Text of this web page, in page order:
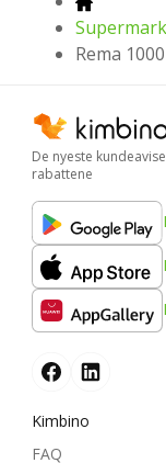
Rema 1000
De nyeste
rabattene
Kimbino
FAQ